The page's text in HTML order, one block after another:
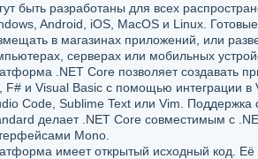
быть разработаны для всех
Android, iOS, MacOS и Linux.
в магазинах приложений, или
серверах или мобильных
.NET Core позволяет создавать
F# и Visual Basic с помощью интеграции в
Code, Sublime Text или Vim. Поддержка
делает .NET Core совместимым с
Mono.
имеет открытый исходный код. Её